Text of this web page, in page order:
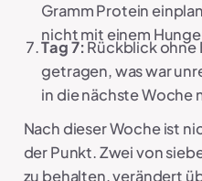
Gramm Protein
nicht mit einem
Tag 7:Rückblick ohne
getragen, was war
in die nächste Woche
Nach dieser Woche ist
der Punkt. Zwei von
zu behalten, verändert